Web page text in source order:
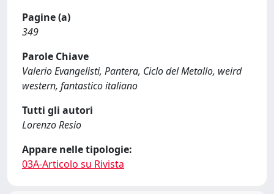
Pagine (a)
349
Parole Chiave
Valerio Evangelisti, Pantera, Ciclo del Metallo, weird
western, fantastico italiano
Tutti gli autori
Lorenzo Resio
Appare nelle tipologie:
03A-Articolo su Rivista